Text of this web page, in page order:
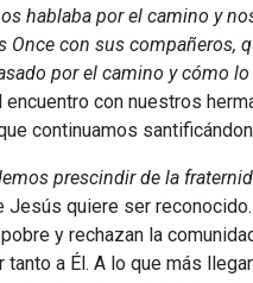
hablaba por el camino y
con sus compañeros,
por el camino y cómo
encuentro con nuestros
continuamos
prescindir de la
Jesús quiere ser
y rechazan la
a Él. A lo que más